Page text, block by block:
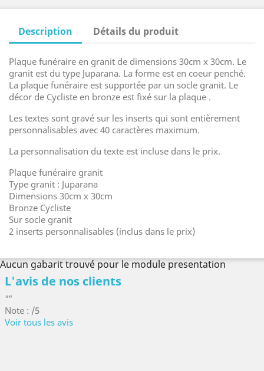
Description Détails du produit
Plaque funéraire en granit de dimensions 30cm x 30cm. Le
granit est du type Juparana. La forme est en coeur penché.
La plaque funéraire est supportée par un socle granit. Le
décor de Cycliste en bronze est fixé sur la plaque .
Les textes sont gravé sur les inserts qui sont entièrement
personnalisables avec 40 caractères maximum.
La personnalisation du texte est incluse dans le prix.
Plaque funéraire granit
Type granit : Juparana
Dimensions 30cm x 30cm
Bronze Cycliste
Sur socle granit
2 inserts personnalisables (inclus dans le prix)
Aucun gabarit trouvé pour le module presentation
L'avis de nos clients
""
Note : /5
Voir tous les avis